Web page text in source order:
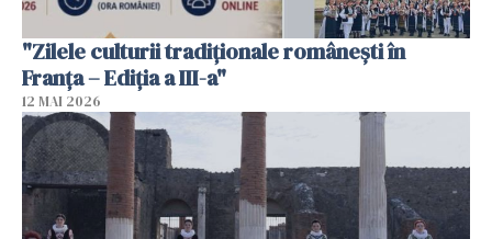
"Zilele culturii tradiționale românești în
Franța – Ediția a III-a"
12 MAI 2026